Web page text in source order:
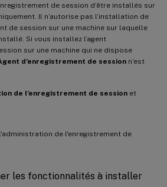
de session d’être installés sur
Il n’autorise pas l’installation de
de session sur une machine sur laquelle
Si vous installez l’agent
sur une machine qui ne dispose
d’enregistrement de session n’est
de l’enregistrement de session et
les fonctionnalités à installer